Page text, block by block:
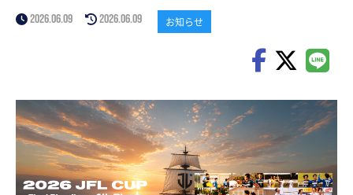
2026.06.09 2026.06.09 お知らせ